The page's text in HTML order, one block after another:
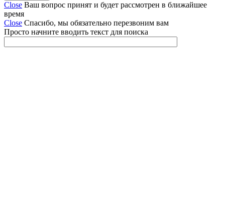
Close Ваш вопрос принят и будет рассмотрен в ближайшее
время
Close Спасибо, мы обязательно перезвоним вам
Просто начните вводить текст для поиска